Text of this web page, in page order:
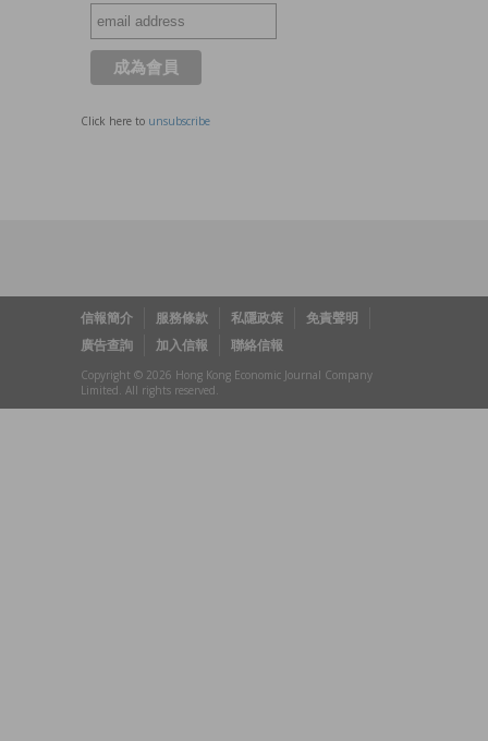
Click here to unsubscribe
信報簡介 服務條款 私隱政策
免責聲明
廣告查詢
加入信報 聯絡信報
Copyright © 2026 Hong Kong Economic Journal Company
Limited. All rights reserved.